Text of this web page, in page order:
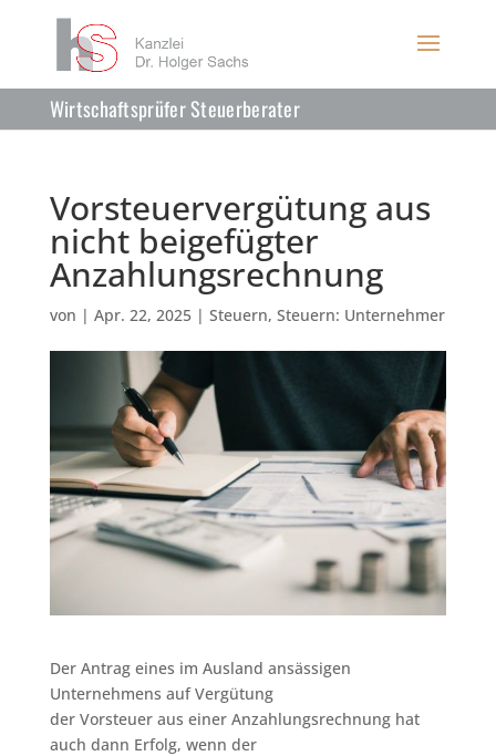
Wirtschaftsprüfer Steuerberater
Vorsteuervergütung aus
nicht beigefügter
Anzahlungsrechnung
von | Apr. 22, 2025| Steuern, Steuern: Unternehmer
Der Antrag eines im Ausland ansässigen
Unternehmens auf Vergütung
der Vorsteuer aus einer Anzahlungsrechnung hat
auch dann Erfolg, wenn der